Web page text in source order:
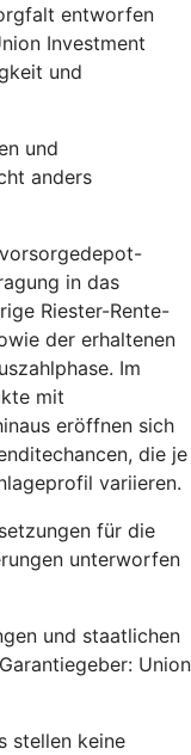
entworfen
Investment
und
und
anders
in das
Riester-Rente-
der erhaltenen
Im
mit
eröffnen sich
die je
variieren.
für die
unterworfen
und staatlichen
Union
stellen keine